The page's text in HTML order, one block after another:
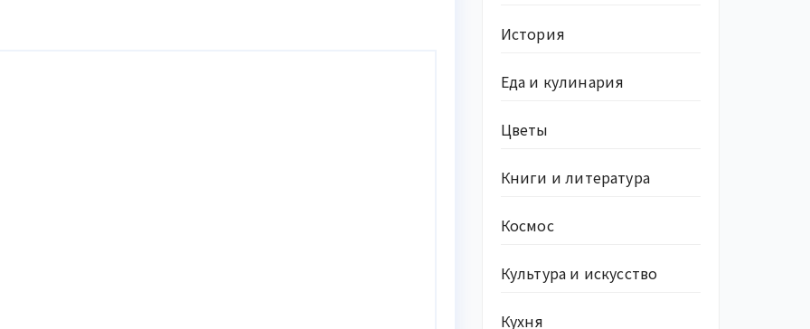
История
Еда и кулинария
Цветы
Книги и литература
Космос
Культура и искусство
Кухня